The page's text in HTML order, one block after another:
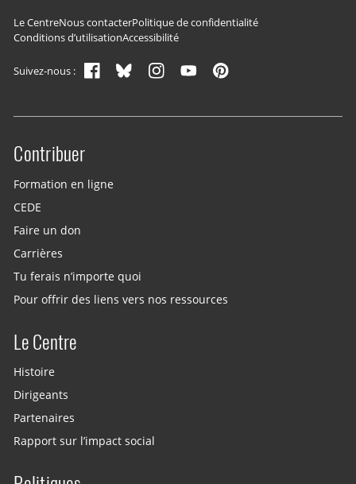
Navigation du pied de page
Le CentreNous contacterPolitique de confidentialité
Conditions d’utilisationAccessibilité
Suivez-nous :
Site menu
Contribuer
Formation en ligne
CEDE
Faire un don
Carrières
Tu ferais n’importe quoi
Pour offrir des liens vers nos ressources
Le Centre
Histoire
Dirigeants
Partenaires
Rapport sur l’impact social